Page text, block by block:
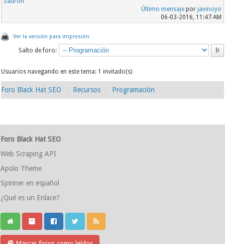
Último mensajepor javinoyo
06-03-2016, 11:47 AM
Ver la versión para impresión
Salto de foro:
Usuarios navegando en este tema: 1 invitado(s)
Foro Black Hat SEO Recursos Programación
Foro Black Hat SEO
Web Scraping API
Apolo Theme
Spinner en español
¿Qué es un Enlace?